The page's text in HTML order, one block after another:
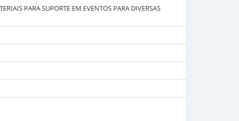
PARA SUPORTE EM EVENTOS PARA DIVERSAS